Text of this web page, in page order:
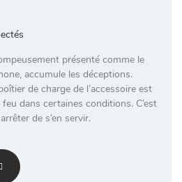
présenté comme le
accumule les déceptions.
de charge de l’accessoire est
dans certaines conditions. C’est
de s’en servir.